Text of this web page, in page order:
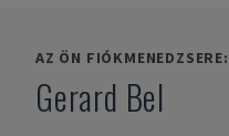
AZ ÖN FIÓKMENEDZSERE:
Gerard Bel